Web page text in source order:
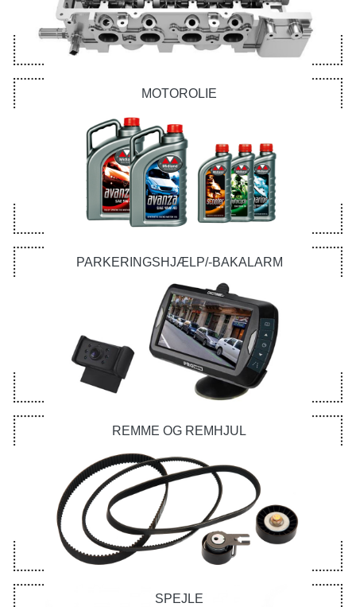
MOTOROLIE
PARKERINGSHJÆLP/-BAKALARM
REMME OG REMHJUL
SPEJLE